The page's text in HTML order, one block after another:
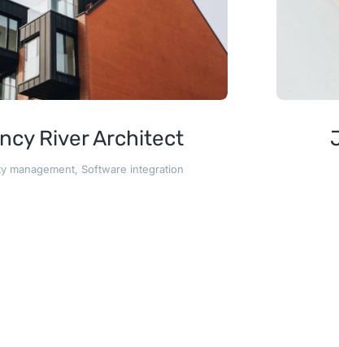
River Architect
management, Software integration